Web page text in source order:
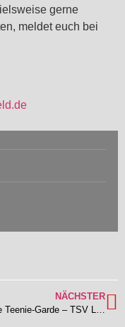
gerne
meldet euch bei
NÄCHSTER
Neue Teenie-Garde – TSV Lengfeld sucht Nachwuchs auf der Bühne